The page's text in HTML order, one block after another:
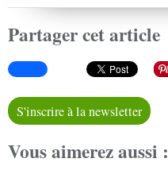
Partager cet article
S'inscrire à la newsletter
Vous aimerez aussi :